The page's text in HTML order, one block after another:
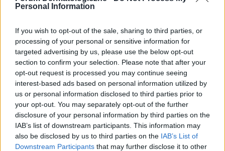
Personal Information
If you wish to opt-out of the sale, sharing to third parties, or
processing of your personal or sensitive information for
targeted advertising by us, please use the below opt-out
section to confirm your selection. Please note that after your
opt-out request is processed you may continue seeing
interest-based ads based on personal information utilized by
us or personal information disclosed to third parties prior to
your opt-out. You may separately opt-out of the further
disclosure of your personal information by third parties on the
IAB’s list of downstream participants. This information may
also be disclosed by us to third parties on the IAB’s List of
Downstream Participants that may further disclose it to other
Forum:Inne problemy dermatologiczne
gość
Pomarańczowy pierścień na żołędziu
Pod koniec września miałem stosunek oralny
bez zabezpieczenia. Nie wiem czy to było
wczesniej, czy przewrażliwiony jestem ale
zobaczyłem, że pojawiła mi sie taka
pomaranczowa obwódka na żołędziu. Nie
Forum:Choroby weneryczne